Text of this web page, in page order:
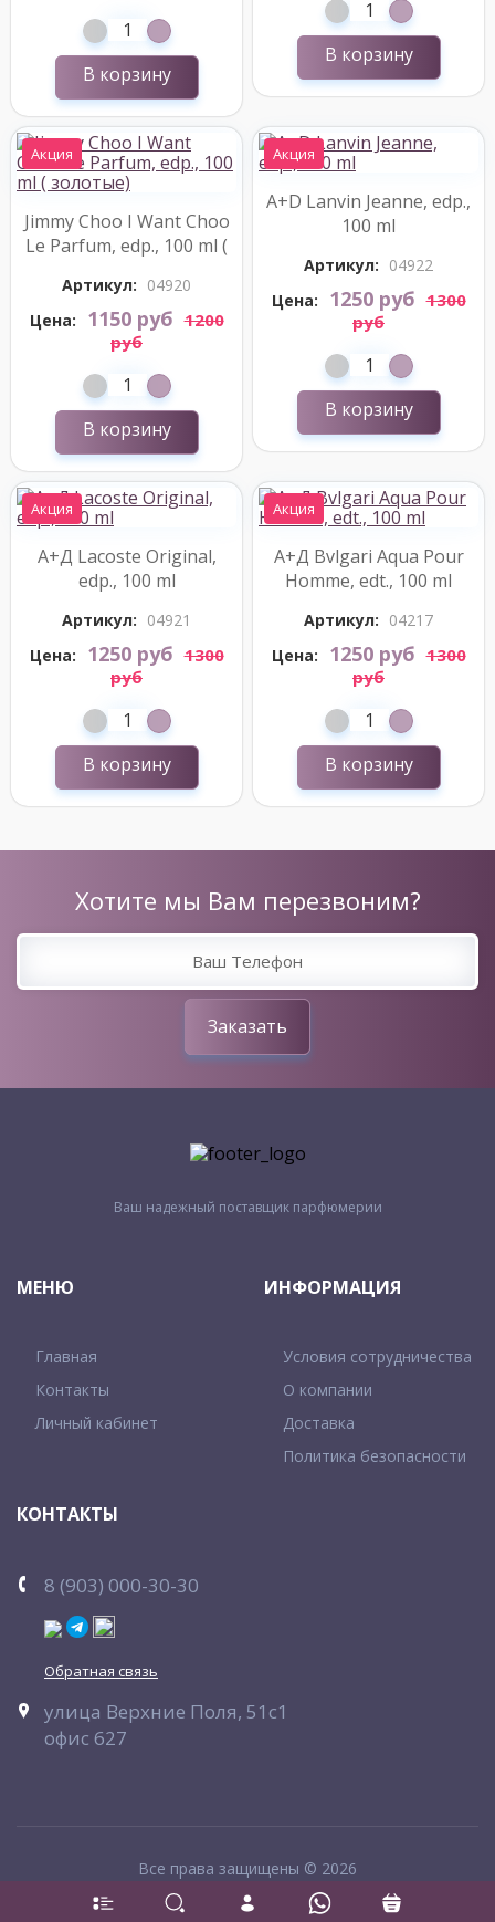
В корзину
В корзину
Акция
Jimmy Choo I Want Choo
Le Parfum, edp., 100 ml (
Артикул: 04920
Цена:
1150 руб 1200
руб
В корзину
Акция
A+D Lanvin Jeanne, edp.,
100 ml
Артикул: 04922
Цена:
1250 руб 1300
руб
В корзину
Акция
А+Д Lacoste Original,
edp., 100 ml
Артикул: 04921
Цена:
1250 руб 1300
руб
В корзину
Акция
А+Д Bvlgari Aqua Pour
Homme, edt., 100 ml
Артикул: 04217
Цена:
1250 руб 1300
руб
В корзину
Хотите мы Вам перезвоним?
Заказать
Ваш надежный поставщик парфюмерии
МЕНЮ
Главная
Контакты
Личный кабинет
ИНФОРМАЦИЯ
Условия сотрудничества
О компании
Доставка
Политика безопасности
КОНТАКТЫ
8 (903) 000-30-30
Обратная связь
улица Верхние Поля, 51с1
офис 627
Все права защищены © 2026